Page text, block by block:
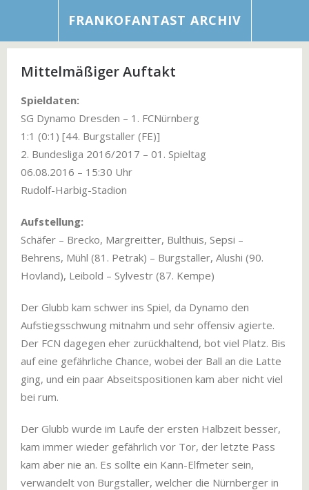
FRANKOFANTAST ARCHIV
Mittelmäßiger Auftakt
Spieldaten:
SG Dynamo Dresden – 1. FCNürnberg
1:1 (0:1) [44. Burgstaller (FE)]
2. Bundesliga 2016/2017 – 01. Spieltag
06.08.2016 – 15:30 Uhr
Rudolf-Harbig-Stadion
Aufstellung:
Schäfer – Brecko, Margreitter, Bulthuis, Sepsi –
Behrens, Mühl (81. Petrak) – Burgstaller, Alushi (90.
Hovland), Leibold – Sylvestr (87. Kempe)
Der Glubb kam schwer ins Spiel, da Dynamo den
Aufstiegsschwung mitnahm und sehr offensiv agierte.
Der FCN dagegen eher zurückhaltend, bot viel Platz. Bis
auf eine gefährliche Chance, wobei der Ball an die Latte
ging, und ein paar Abseitspositionen kam aber nicht viel
bei rum.
Der Glubb wurde im Laufe der ersten Halbzeit besser,
kam immer wieder gefährlich vor Tor, der letzte Pass
kam aber nie an. Es sollte ein Kann-Elfmeter sein,
verwandelt von Burgstaller, welcher die Nürnberger in